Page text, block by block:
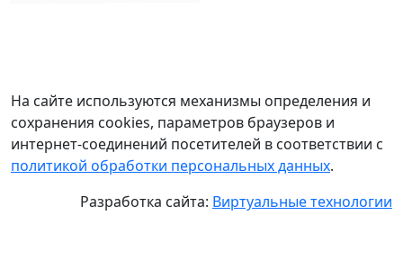
На сайте используются механизмы определения и
сохранения cookies, параметров браузеров и
интернет-соединений посетителей в соответствии с
политикой обработки персональных данных.
Разработка сайта: Виртуальные технологии